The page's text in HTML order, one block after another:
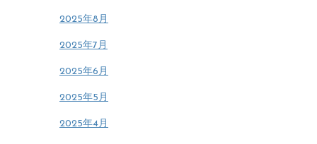
2025年8月
2025年7月
2025年6月
2025年5月
2025年4月